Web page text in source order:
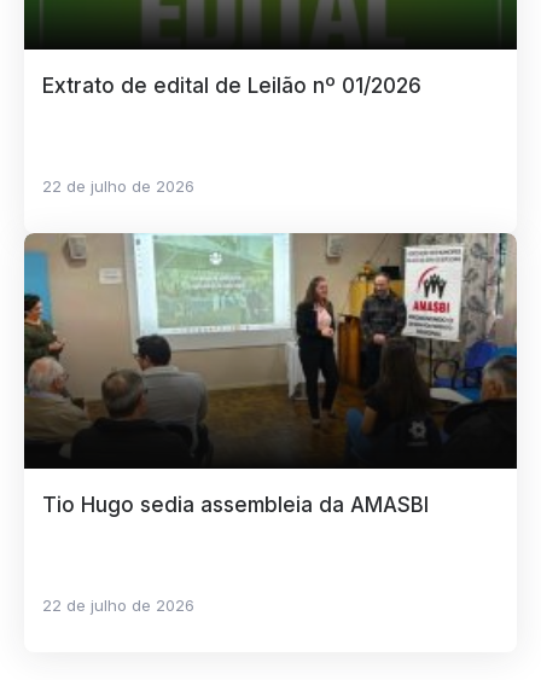
Extrato de edital de Leilão nº 01/2026
22 de julho de 2026
Tio Hugo sedia assembleia da AMASBI
22 de julho de 2026